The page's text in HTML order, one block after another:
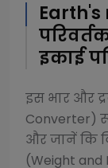
Earth's
इकाई
इस भार और
Converter)
और जानें कि
(Weight and